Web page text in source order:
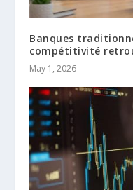
Banques
compétitivité
May 1, 2026